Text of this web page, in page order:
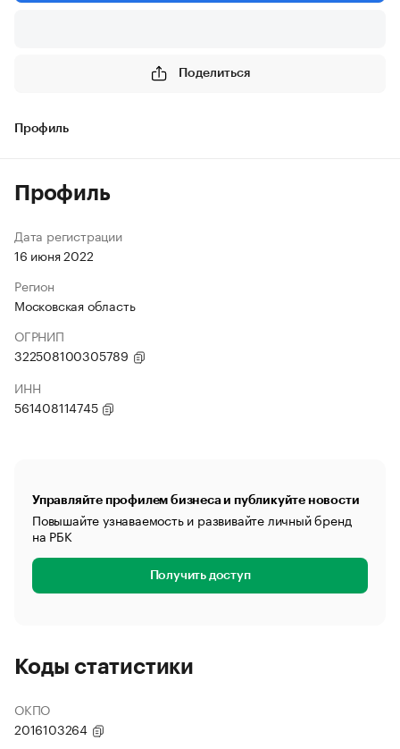
Поделиться
Профиль
Профиль
Дата регистрации
16 июня 2022
Регион
Московская область
ОГРНИП
322508100305789
ИНН
561408114745
Управляйте профилем бизнеса и публикуйте новости
Повышайте узнаваемость и развивайте личный бренд
на РБК
Получить доступ
Коды статистики
ОКПО
2016103264